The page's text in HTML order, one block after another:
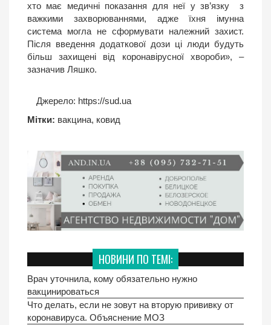
хто має медичні показання для неї у зв’язку з
важкими захворюваннями, адже їхня імунна
система могла не сформувати належний захист.
Після введення додаткової дози ці люди будуть
більш захищені від коронавірусної хвороби», –
зазначив Ляшко.
Джерело: https://sud.ua
Мітки: вакцина, ковид
НОВИНИ ПО ТЕМІ:
Врач уточнила, кому обязательно нужно
вакцинироваться
Что делать, если не зовут на вторую прививку от
коронавируса. Объяснение МОЗ